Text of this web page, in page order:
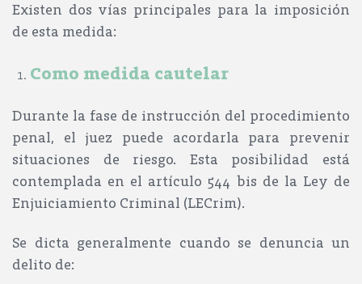
Existen dos vías principales para la imposición
de esta medida:
Como medida cautelar
Durante la fase de instrucción del procedimiento
penal, el juez puede acordarla para prevenir
situaciones de riesgo. Esta posibilidad está
contemplada en el artículo 544 bis de la Ley de
Enjuiciamiento Criminal (LECrim).
Se dicta generalmente cuando se denuncia un
delito de: